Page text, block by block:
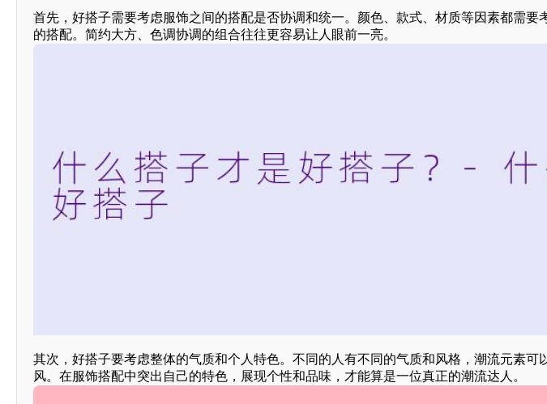
首先，好搭子需要考虑服饰之间的搭配是否协调和统一。颜色、款式、材质等因素都需要
的搭配。简约大方、色调协调的组合往往更容易让人眼前一亮。
其次，好搭子要考虑整体的气质和个人特色。不同的人有不同的气质和风格，潮流元素可
风。在服饰搭配中突出自己的特色，展现个性和品味，才能算是一位真正的潮流达人。